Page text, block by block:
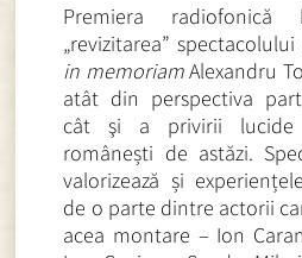
Premiera radiofonică
„revizitarea”
in memoriamAlexandru
atât din perspectiva
cât şi a privirii lucide
românești de astăzi.
valorizează și
de o parte dintre actorii
acea montare – Ion